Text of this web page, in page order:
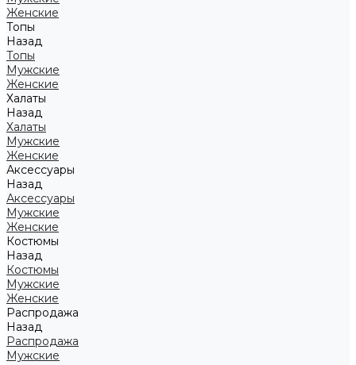
Женские
Топы
Назад
Топы
Мужские
Женские
Халаты
Назад
Халаты
Мужские
Женские
Аксессуары
Назад
Аксессуары
Мужские
Женские
Костюмы
Назад
Костюмы
Мужские
Женские
Распродажа
Назад
Распродажа
Мужские